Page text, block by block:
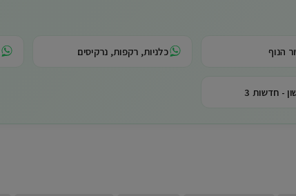
הנוף כלניות, רקפות, נרקיסים
- חדשות 3